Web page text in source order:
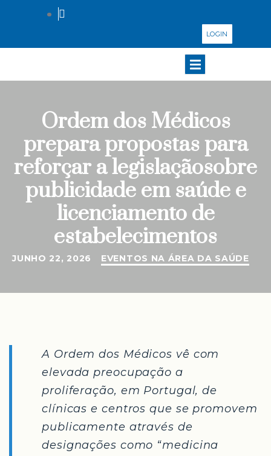
LOGIN
Ordem dos Médicos
prepara propostas para
reforçar a legislaçãosobre
publicidade em saúde e
licenciamento de
estabelecimentos
JUNHO 22, 2026 EVENTOS NA ÁREA DA SAÚDE
A Ordem dos Médicos vê com
elevada preocupação a
proliferação, em Portugal, de
clínicas e centros que se promovem
publicamente através de
designações como “medicina